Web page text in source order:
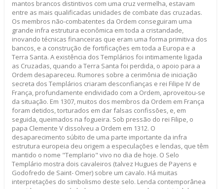
mantos brancos distintivos com uma cruz vermelha, estavam
entre as mais qualificadas unidades de combate das cruzadas.
Os membros não-combatentes da Ordem conseguiram uma
grande infra estrutura econômica em toda a cristandade,
inovando técnicas financeiras que eram uma forma primitiva dos
bancos, e a construção de fortificações em toda a Europa e a
Terra Santa. A existência dos Templários foi intimamente ligada
as Cruzadas, quando a Terra Santa foi perdida, o apoio para a
Ordem desapareceu. Rumores sobre a cerimônia de iniciação
secreta dos Templários criaram desconfianças e rei Filipe IV de
França, profundamente endividado com a Ordem, aproveitou-se
da situação. Em 1307, muitos dos membros da Ordem em França
foram detidos, torturados em dar falsas confissões, e, em
seguida, queimados na fogueira. Sob pressão do rei Filipe, o
papa Clemente V dissolveu a Ordem em 1312. O
desaparecimento súbito de uma parte importante da infra
estrutura europeia deu origem a especulações e lendas, que têm
mantido o nome "Templario" vivo no dia de hoje. O Selo
Templário mostra dois cavaleiros (talvez Hugues de Payens e
Godofredo de Saint- Omer) sobre um cavalo. Há muitas
interpretações do simbolismo deste selo. Lenda contemporânea